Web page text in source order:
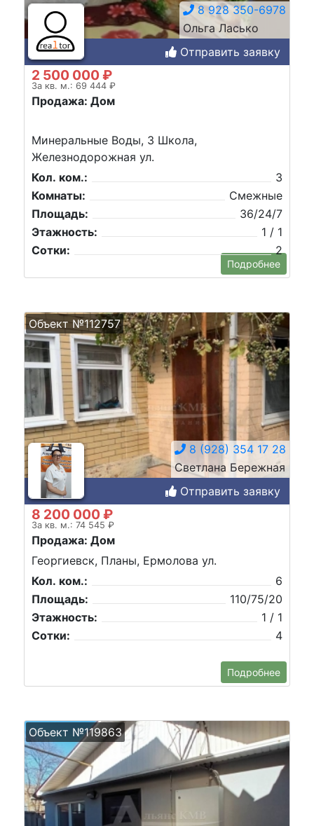
8 928 350-6978
Ольга Ласько
Отправить заявку
2 500 000 ₽
За кв. м.: 69 444 ₽
Продажа: Дом
Минеральные Воды, 3 Школа,
Железнодорожная ул.
Кол. ком.:
3
Комнаты:
Смежные
Площадь:
36/24/7
Этажность:
1 / 1
Сотки:
2
Подробнее
Объект №112757
8 (928) 354 17 28
Светлана Бережная
Отправить заявку
8 200 000 ₽
За кв. м.: 74 545 ₽
Продажа: Дом
Георгиевск, Планы, Ермолова ул.
Кол. ком.:
6
Площадь:
110/75/20
Этажность:
1 / 1
Сотки:
4
Подробнее
Объект №119863